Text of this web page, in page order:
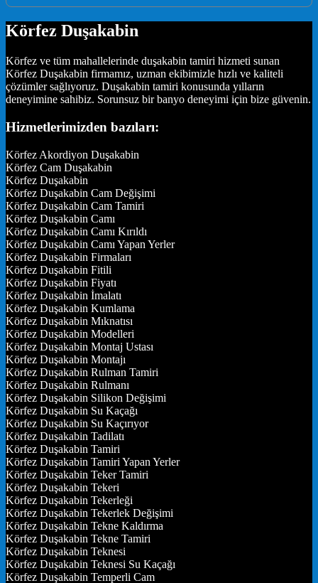
Körfez Duşakabin
Körfez ve tüm mahallelerinde duşakabin tamiri hizmeti sunan
Körfez Duşakabin firmamız, uzman ekibimizle hızlı ve kaliteli
çözümler sağlıyoruz. Duşakabin tamiri konusunda yılların
deneyimine sahibiz. Sorunsuz bir banyo deneyimi için bize güvenin.
Hizmetlerimizden bazıları:
Körfez Akordiyon Duşakabin
Körfez Cam Duşakabin
Körfez Duşakabin
Körfez Duşakabin Cam Değişimi
Körfez Duşakabin Cam Tamiri
Körfez Duşakabin Camı
Körfez Duşakabin Camı Kırıldı
Körfez Duşakabin Camı Yapan Yerler
Körfez Duşakabin Firmaları
Körfez Duşakabin Fitili
Körfez Duşakabin Fiyatı
Körfez Duşakabin İmalatı
Körfez Duşakabin Kumlama
Körfez Duşakabin Mıknatısı
Körfez Duşakabin Modelleri
Körfez Duşakabin Montaj Ustası
Körfez Duşakabin Montajı
Körfez Duşakabin Rulman Tamiri
Körfez Duşakabin Rulmanı
Körfez Duşakabin Silikon Değişimi
Körfez Duşakabin Su Kaçağı
Körfez Duşakabin Su Kaçırıyor
Körfez Duşakabin Tadilatı
Körfez Duşakabin Tamiri
Körfez Duşakabin Tamiri Yapan Yerler
Körfez Duşakabin Teker Tamiri
Körfez Duşakabin Tekeri
Körfez Duşakabin Tekerleği
Körfez Duşakabin Tekerlek Değişimi
Körfez Duşakabin Tekne Kaldırma
Körfez Duşakabin Tekne Tamiri
Körfez Duşakabin Teknesi
Körfez Duşakabin Teknesi Su Kaçağı
Körfez Duşakabin Temperli Cam